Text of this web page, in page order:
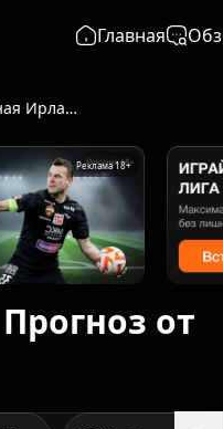
Главная
Франция - Северная Ирландия: Прогноз от ИИ - начало 08 июня в 22:10
Реклама 18+
от